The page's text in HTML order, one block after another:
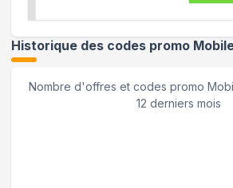
Historique des codes promo
Nombre d'offres et codes promo
12 derniers mois